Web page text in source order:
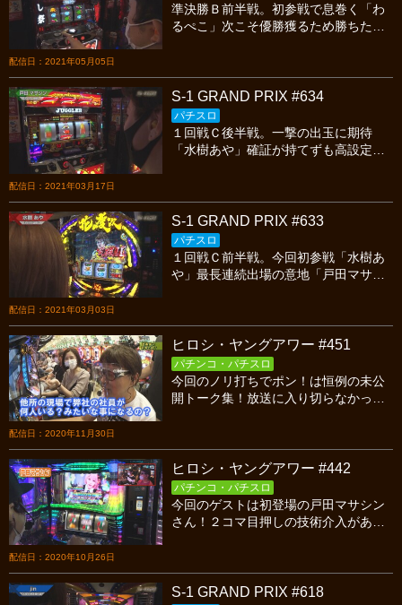
配信日：2021年05月05日
準決勝Ｂ前半戦。初参戦で息巻く「わ
るぺこ」次こそ優勝獲るため勝ちたい
ルを見逃すな!
配信日：2021年03月17日
S-1 GRAND PRIX #634
パチスロ
１回戦Ｃ後半戦。一撃の出玉に期待
「水樹あや」確証が持てずも高設定島
バトルを見逃すな!
配信日：2021年03月03日
S-1 GRAND PRIX #633
パチスロ
１回戦Ｃ前半戦。今回初参戦「水樹あ
や」最長連続出場の意地「戸田マサシ
逃すな!
配信日：2020年11月30日
ヒロシ・ヤングアワー #451
パチンコ・パチスロ
今回のノリ打ちでポン！は恒例の未公
開トーク集！放送に入り切らなかっ
配信日：2020年10月26日
ヒロシ・ヤングアワー #442
パチンコ・パチスロ
今回のゲストは初登場の戸田マサシン
さん！２コマ目押しの技術介入がある
利に戦っていけるのか？
S-1 GRAND PRIX #618